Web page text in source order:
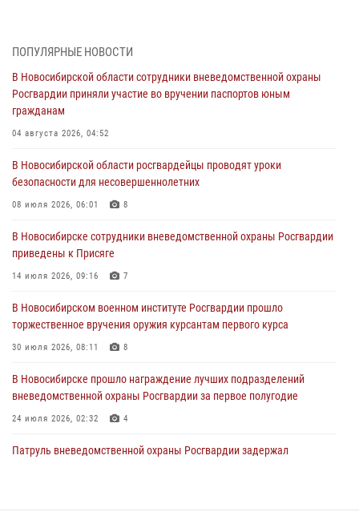
При силовой поддержке бойцов ОМОН и СОБР Росгвардии
пресечена деятельность группы лиц, причастных к мошенничеству
в сфере страхования
В Новосибирске сотрудниками вневедомственной охраны
Росгвардии задержан гражданин, находящийся в розыске
В Новосибирске военнослужащие отряда спецназа «Ермак»
Росгвардии провели занятия по беспарашютному десантированию
В Новосибирске военнослужащие Росгвардии почтили память детей
– жертв войны в Донбассе
ПОПУЛЯРНЫЕ НОВОСТИ
В Новосибирской области сотрудники вневедомственной охраны
Росгвардии приняли участие во вручении паспортов юным
гражданам
04 августа 2026, 04:52
В Новосибирской области росгвардейцы проводят уроки
безопасности для несовершеннолетних
08 июля 2026, 06:01 8
В Новосибирске сотрудники вневедомственной охраны Росгвардии
приведены к Присяге
14 июля 2026, 09:16 7
В Новосибирском военном институте Росгвардии прошло
торжественное вручения оружия курсантам первого курса
30 июля 2026, 08:11 8
В Новосибирске прошло награждение лучших подразделений
вневедомственной охраны Росгвардии за первое полугодие
24 июля 2026, 02:32 4
Патруль вневедомственной охраны Росгвардии задержал